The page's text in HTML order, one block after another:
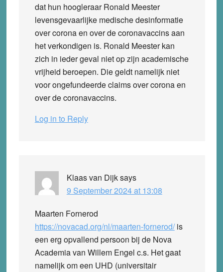
dat hun hoogleraar Ronald Meester
levensgevaarlijke medische desinformatie
over corona en over de coronavaccins aan
het verkondigen is. Ronald Meester kan
zich in ieder geval niet op zijn academische
vrijheid beroepen. Die geldt namelijk niet
voor ongefundeerde claims over corona en
over de coronavaccins.
Log in to Reply
Klaas van Dijksays
9 September 2024 at 13:08
Maarten Fornerod
https://novacad.org/nl/maarten-fornerod/is
een erg opvallend persoon bij de Nova
Academia van Willem Engel c.s. Het gaat
namelijk om een UHD (universitair